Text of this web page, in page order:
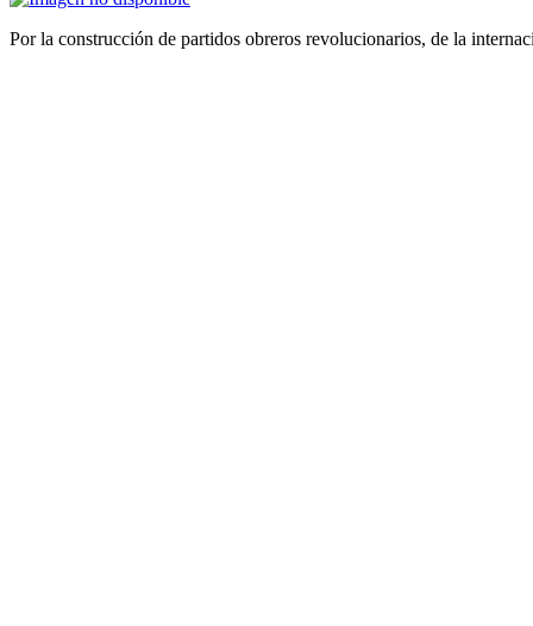
Por la construcción de partidos obreros revolucionarios, de la